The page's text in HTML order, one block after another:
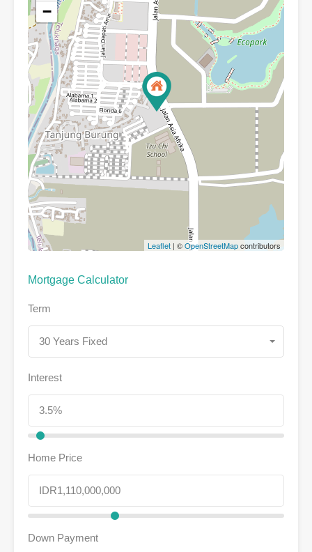
−
Leaflet | ©OpenStreetMapcontributors
Mortgage Calculator
Term
30 Years Fixed
Interest
Home Price
Down Payment